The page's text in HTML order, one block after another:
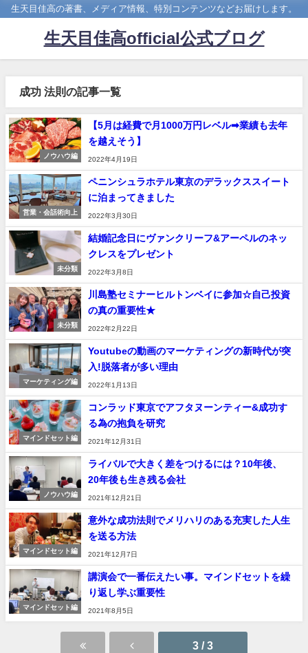
生天目佳高の著書、メディア情報、特別コンテンツなどお届けします。
生天目佳高official公式ブログ
成功 法則の記事一覧
ノウハウ編
【5月は経費で月1000万円レベル➡業績も去年
を越えそう】
2022年4月19日
営業・会話術向上
ペニンシュラホテル東京のデラックススイート
に泊まってきました
2022年3月30日
未分類
結婚記念日にヴァンクリーフ&アーペルのネッ
クレスをプレゼント
2022年3月8日
未分類
川島塾セミナーヒルトンベイに参加☆自己投資
の真の重要性★
2022年2月22日
マーケティング編
Youtubeの動画のマーケティングの新時代が突
入!脱落者が多い理由
2022年1月13日
マインドセット編
コンラッド東京でアフタヌーンティー&成功す
る為の抱負を研究
2021年12月31日
ノウハウ編
ライバルで大きく差をつけるには？10年後、
20年後も生き残る会社
2021年12月21日
マインドセット編
意外な成功法則でメリハリのある充実した人生
を送る方法
2021年12月7日
マインドセット編
講演会で一番伝えたい事。マインドセットを繰
り返し学ぶ重要性
2021年8月5日
3 / 3